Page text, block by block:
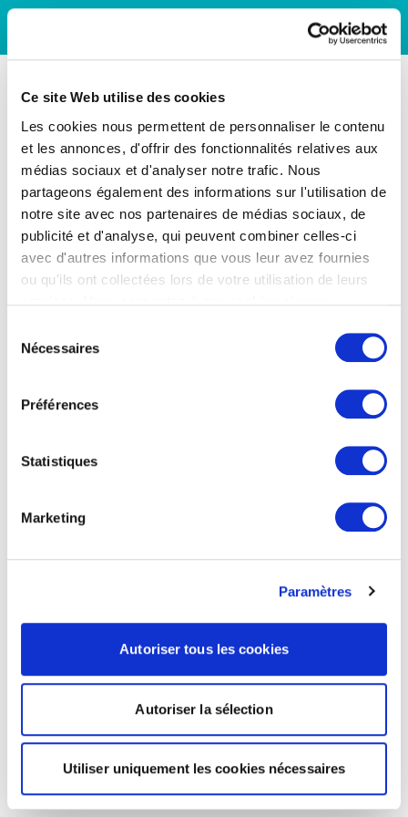
Ce site Web utilise des cookies
Les cookies nous permettent de personnaliser le contenu
et les annonces, d'offrir des fonctionnalités relatives aux
médias sociaux et d'analyser notre trafic. Nous
partageons également des informations sur l'utilisation de
notre site avec nos partenaires de médias sociaux, de
publicité et d'analyse, qui peuvent combiner celles-ci
avec d'autres informations que vous leur avez fournies
ou qu'ils ont collectées lors de votre utilisation de leurs
Nécessaires
Préférences
Statistiques
Marketing
Paramètres
Autoriser tous les cookies
Autoriser la sélection
Utiliser uniquement les cookies nécessaires